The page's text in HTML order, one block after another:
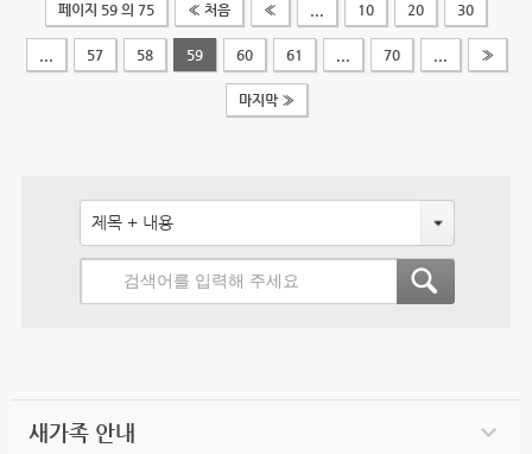
페이지 59 의 75 « 처음 « 10 20 30
57 58 59 60 61 70 »
마지막 »
제목 + 내용
새가족 안내